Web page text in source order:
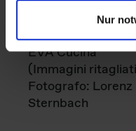
Nur
EVA Cucina
(Immagini
Fotografo: Lorenz
Sternbach